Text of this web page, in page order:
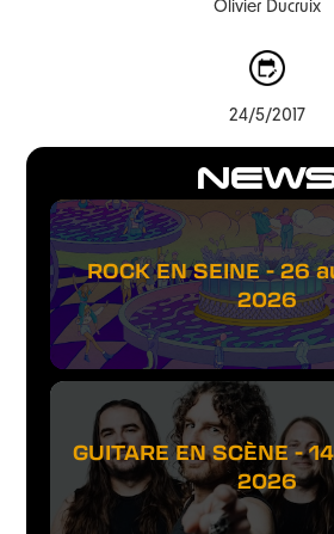
ROCK EN SEINE - 26
2026
GUITARE EN SCÈNE -
2026
Olivier Ducruix
24/5/2017